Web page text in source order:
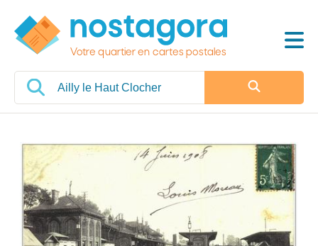
Votre quartier en cartes postales